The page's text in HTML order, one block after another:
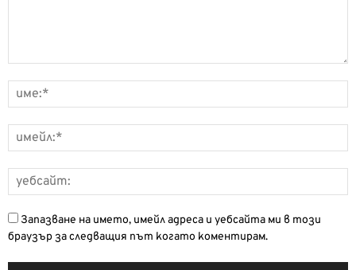
Запазване на името, имейл адреса и уебсайта ми в този
браузър за следващия път когато коментирам.